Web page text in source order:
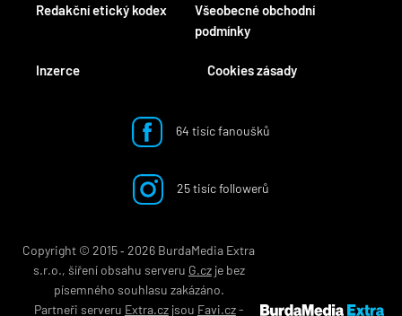
Redakční etický kodex
Inzerce
Všeobecné obchodní
podmínky
Cookies zásady
64 tisíc fanoušků
25 tisíc followerů
Copyright © 2015 ‐ 2026 BurdaMedia Extra
s.r.o., šíření obsahu serveru G.czje bez
písemného souhlasu zakázáno.
Partneři serveru Extra.czjsou Favi.cz-